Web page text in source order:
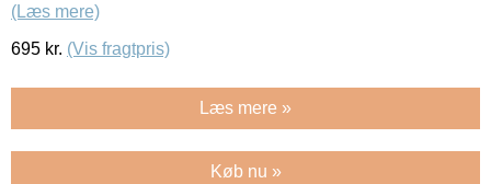
(Læs mere)
695 kr. (Vis fragtpris)
Læs mere »
Køb nu »